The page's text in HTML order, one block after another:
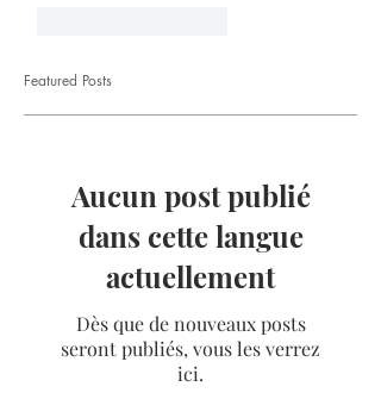
Featured Posts
Aucun post publié
dans cette langue
actuellement
Dès que de nouveaux posts
seront publiés, vous les verrez
ici.